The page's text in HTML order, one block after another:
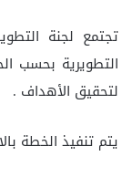
تجتمع لجنة
التطويرية بحسب
لتحقيق الأهداف .
يتم تنفيذ الخطة